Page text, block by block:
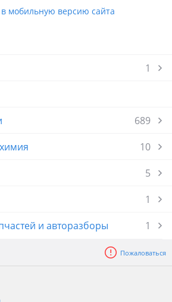
мобильную версию сайта
1
689
10
5
1
и авторазборы
1
Пожаловаться